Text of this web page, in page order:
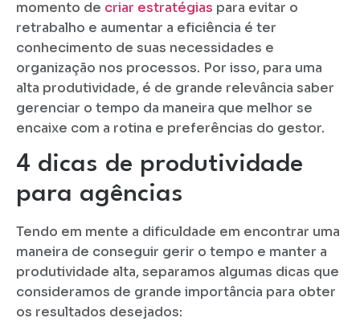
momento de criar estratégias para evitar o
retrabalho e aumentar a eficiência é ter
conhecimento de suas necessidades e
organização nos processos. Por isso, para uma
alta produtividade, é de grande relevância saber
gerenciar o tempo da maneira que melhor se
encaixe com a rotina e preferências do gestor.
4 dicas de produtividade
para agências
Tendo em mente a dificuldade em encontrar uma
maneira de conseguir gerir o tempo e manter a
produtividade alta, separamos algumas dicas que
consideramos de grande importância para obter
os resultados desejados: